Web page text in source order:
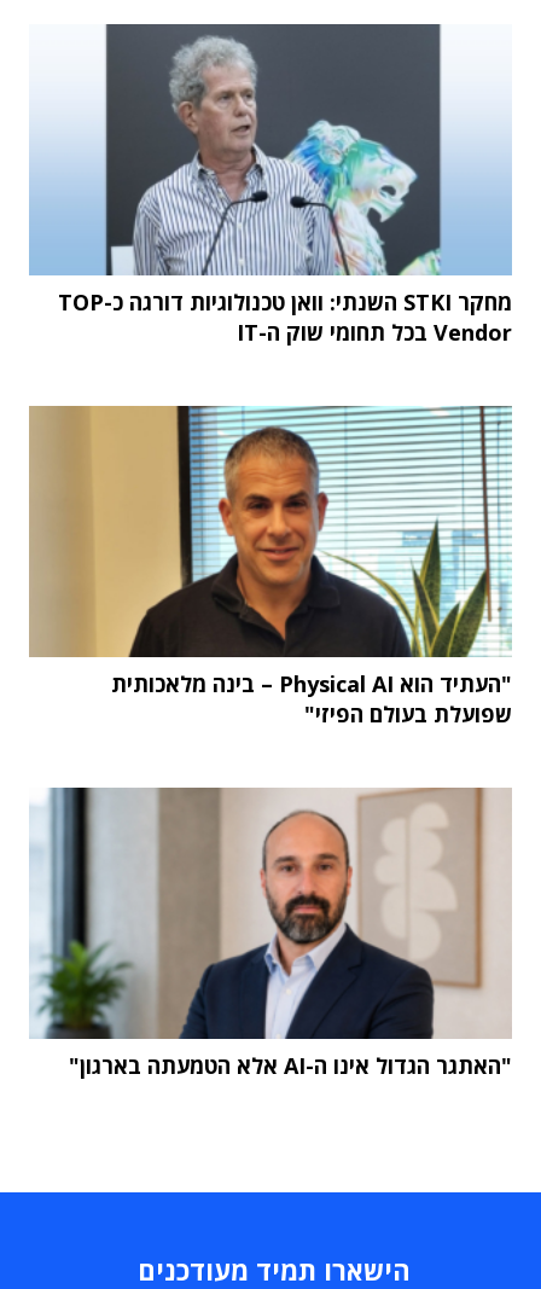
מחקר STKI השנתי: וואן טכנולוגיות דורגה כ-TOP
Vendor בכל תחומי שוק ה-IT
"העתיד הוא Physical AI – בינה מלאכותית
שפועלת בעולם הפיזי"
"האתגר הגדול אינו ה-AI אלא הטמעתה בארגון"
הישארו תמיד מעודכנים